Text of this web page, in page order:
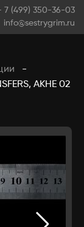
7 (499) 350-36-03
info@sestrygrim.ru
-
АКНЕ 02